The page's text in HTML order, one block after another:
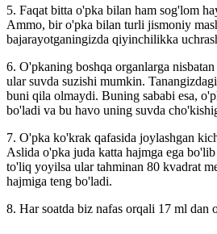
5. Faqat bitta o'pka bilan ham sog'lom
Ammo, bir o'pka bilan turli jismoniy
bajarayotganingizda qiyinchilikka
6. O'pkaning boshqa organlarga
ular suvda suzishi mumkin.
buni qila olmaydi. Buning sababi esa,
bo'ladi va bu havo uning suvda
7. O'pka ko'krak qafasida joylashgan
Aslida o'pka juda katta hajmga ega
to'liq yoyilsa ular tahminan 80 kvadrat
hajmiga teng bo'ladi.
8. Har soatda biz nafas orqali 17 ml dan